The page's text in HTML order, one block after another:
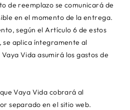
de reemplazo se comunicará de
en el momento de la entrega.
según el Artículo 6 de estos
se aplica íntegramente al
Vida asumirá los gastos de
Vaya Vida cobrará al
separado en el sitio web.